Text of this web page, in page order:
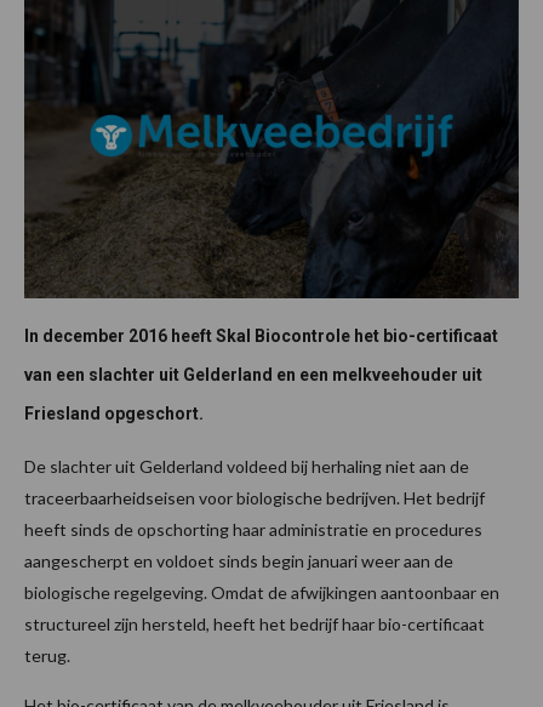
In december 2016 heeft Skal Biocontrole het bio-certificaat
van een slachter uit Gelderland en een melkveehouder uit
Friesland opgeschort.
De slachter uit Gelderland voldeed bij herhaling niet aan de
traceerbaarheidseisen voor biologische bedrijven. Het bedrijf
heeft sinds de opschorting haar administratie en procedures
aangescherpt en voldoet sinds begin januari weer aan de
biologische regelgeving. Omdat de afwijkingen aantoonbaar en
structureel zijn hersteld, heeft het bedrijf haar bio-certificaat
terug.